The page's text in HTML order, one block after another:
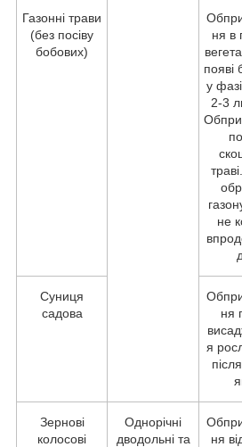
Газонні трави
(без посіву
бобових)
ня в
появі
у
2-3
не
Суниця
садова
ня
я
Зернові
колосові
Однорічні
дводольні та
ня